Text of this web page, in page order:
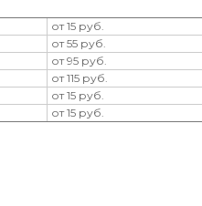
от 15 руб.
от 55 руб.
от 95 руб.
от 115 руб.
от 15 руб.
от 15 руб.